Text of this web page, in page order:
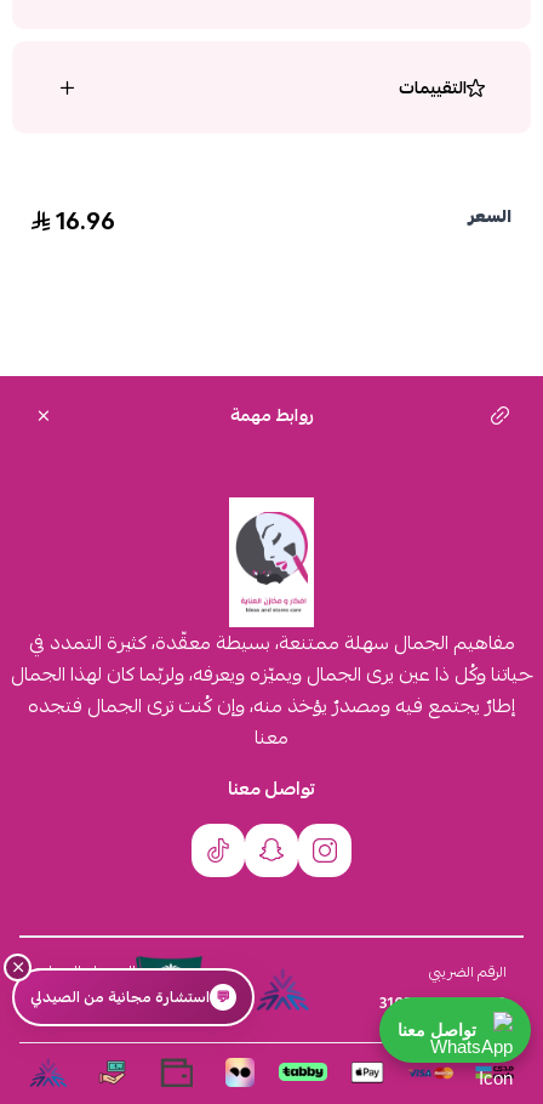
التقييمات
السعر 16.96
روابط مهمة
مفاهيم الجمال سهلة ممتنعة، بسيطة معقّدة، كثيرة التمدد في
حياتنا وكُل ذا عين يرى الجمال ويميّزه ويعرفه، ولربّما كان لهذا الجمال
إطارٌ يجتمع فيه ومصدرٌ يؤخذ منه، وإن كُنت ترى الجمال فتجده
معنا
تواصل معنا
الرقم الضريبي
310555259800003
السجل التجاري
4030431116
×
💬 استشارة مجانية من الصيدلي
تواصل معنا